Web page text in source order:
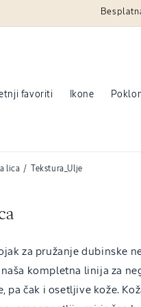
favoriti Ikone
lica / Tekstura_Ulje
za pružanje dubinske
kompletna linija za
pa čak i osetljive kože.